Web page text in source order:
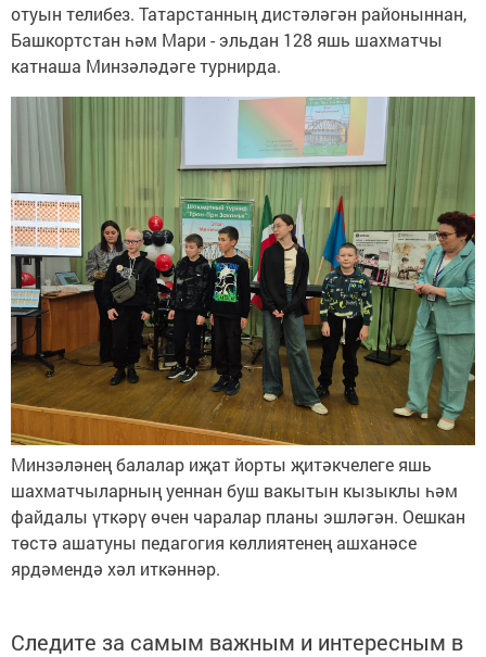
отуын телибез. Татарстанның дистәләгән районыннан,
Башкортстан һәм Мари - эльдан 128 яшь шахматчы
катнаша Минзәләдәге турнирда.
Минзәләнең балалар иҗат йорты җитәкчелеге яшь
шахматчыларның уеннан буш вакытын кызыклы һәм
файдалы үткәрү өчен чаралар планы эшләгән. Оешкан
төстә ашатуны педагогия көллиятенең ашханәсе
ярдәмендә хәл иткәннәр.
Следите за самым важным и интересным в